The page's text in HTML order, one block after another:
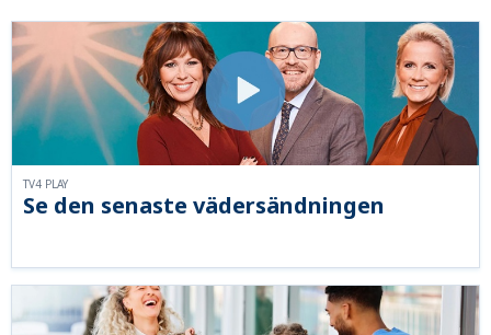
Se den senaste vädersändningen
TV4 PLAY